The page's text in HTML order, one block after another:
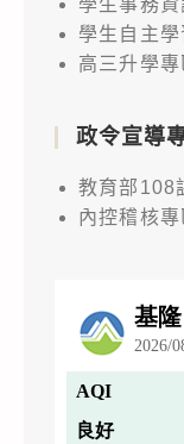
學生自主學
高三升學專
政令宣導
教育部108
內控稽核專